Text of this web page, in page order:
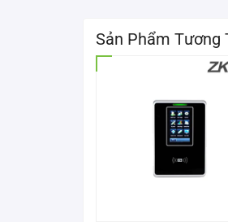
Lưu ý
ZKTeco Việt Nam là
Việt Nam. Liên hệ với
quan đến sản phẩm.
Sản Phẩm Tương